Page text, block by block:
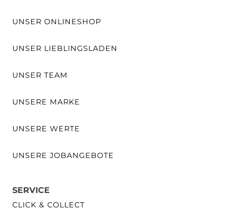
UNSER ONLINESHOP
UNSER LIEBLINGSLADEN
UNSER TEAM
UNSERE MARKE
UNSERE WERTE
UNSERE JOBANGEBOTE
SERVICE
CLICK & COLLECT